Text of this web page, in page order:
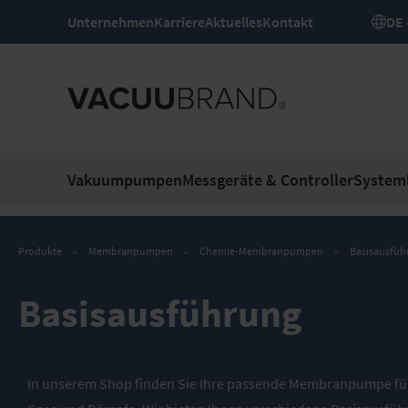
UnternehmenKarriereAktuellesKontakt
VakuumpumpenMessgeräte & Controller
Produkte Membranpumpen Chemie-Membranpumpen
Basisausführung
In unserem Shop finden Sie Ihre passende Membranpumpe